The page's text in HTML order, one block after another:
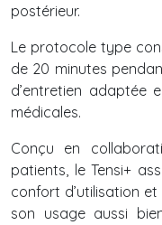
postérieur.
Le protocole type
de 20 minutes
d’entretien adaptée
médicales.
Conçu en
patients, le Tensi+
confort d’utilisation
son usage aussi